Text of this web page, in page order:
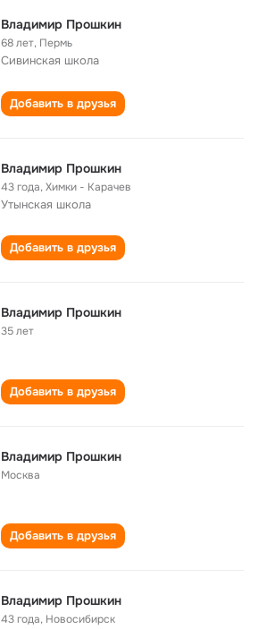
Владимир Прошкин
68 лет, Пермь
Сивинская школа
Добавить в друзья
Владимир Прошкин
43 года,Химки - Карачев
Утынская школа
Добавить в друзья
Владимир Прошкин
35 лет
Добавить в друзья
Владимир Прошкин
Москва
Добавить в друзья
Владимир Прошкин
43 года, Новосибирск